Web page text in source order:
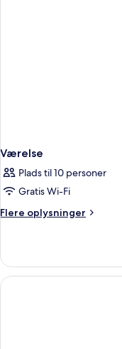
Værelse
Plads til 10 personer
Gratis Wi-Fi
Flere oplysninger
Flere